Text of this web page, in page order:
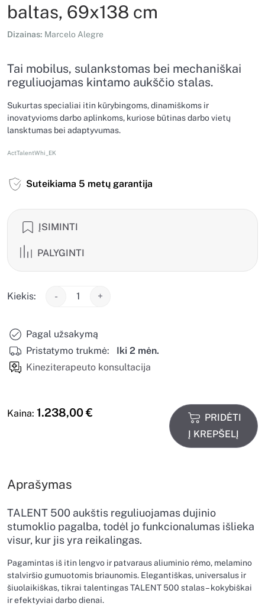
baltas, 69x138 cm
Dizainas: Marcelo Alegre
Tai mobilus, sulankstomas bei mechaniškai
reguliuojamas kintamo aukščio stalas.
Sukurtas specialiai itin kūrybingoms, dinamiškoms ir
inovatyvioms darbo aplinkoms, kuriose būtinas darbo vietų
lansktumas bei adaptyvumas.
ActTalentWhi_EK
Suteikiama 5 metų garantija
ĮSIMINTI
PALYGINTI
Kiekis: - +
Pagal užsakymą
Pristatymo trukmė:
Iki 2 mėn.
Kineziterapeuto konsultacija
Kaina: 1.238,00€
PRIDĖTI
Į KREPŠELĮ
Aprašymas
TALENT 500 aukštis reguliuojamas dujinio
stumoklio pagalba, todėl jo funkcionalumas išlieka
visur, kur jis yra reikalingas.
Pagamintas iš itin lengvo ir patvaraus aliuminio rėmo, melamino
stalviršio gumuotomis briaunomis. Elegantiškas, universalus ir
šiuolaikiškas, tikrai talentingas TALENT 500 stalas – kokybiškai
ir efektyviai darbo dienai.